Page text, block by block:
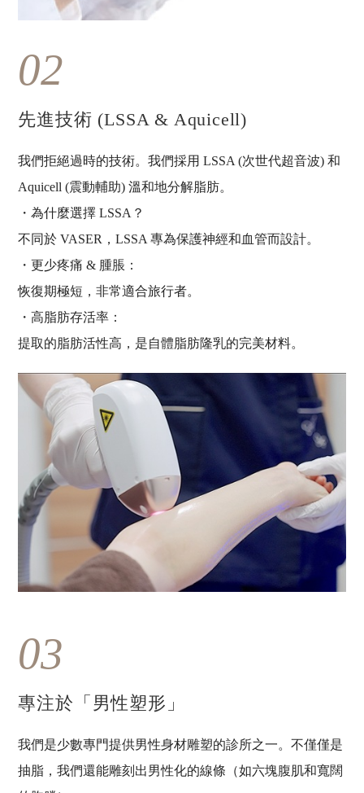
02
先進技術 (LSSA & Aquicell)
我們拒絕過時的技術。我們採用 LSSA (次世代超音波) 和
Aquicell (震動輔助) 溫和地分解脂肪。
・為什麼選擇 LSSA？
不同於 VASER，LSSA 專為保護神經和血管而設計。
・更少疼痛 & 腫脹：
恢復期極短，非常適合旅行者。
・高脂肪存活率：
提取的脂肪活性高，是自體脂肪隆乳的完美材料。
03
專注於「男性塑形」
我們是少數專門提供男性身材雕塑的診所之一。不僅僅是
抽脂，我們還能雕刻出男性化的線條（如六塊腹肌和寬闊